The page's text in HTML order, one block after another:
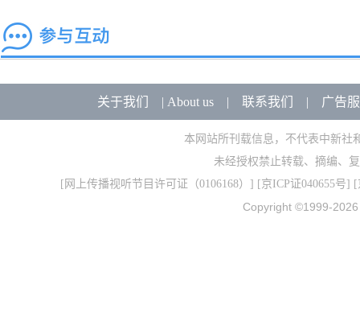
关于我们 | About us| 联系我们 | 广告
本网站所刊载信息，不代表中新社
未经授权禁止转载、摘编、
[ 网上传播视听节目许可证（0106168） ] [京ICP证040655号] [
Copyright ©1999-